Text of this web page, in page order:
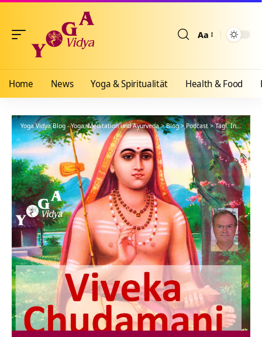
Aa
Home News Yoga & Spiritualität Health & Food
Yoga Vidya Blog - Yoga, Meditation und Ayurveda>Blog>Podcast>Tägl. Inspiration